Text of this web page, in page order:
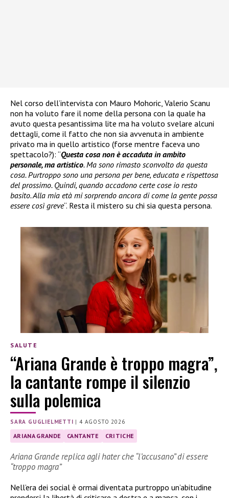
Nel corso dell’intervista con Mauro Mohoric, Valerio Scanu
non ha voluto fare il nome della persona con la quale ha
avuto questa pesantissima lite ma ha voluto svelare alcuni
dettagli, come il fatto che non sia avvenuta in ambiente
privato ma in quello artistico (forse mentre faceva uno
spettacolo?): “Questa cosa non è accaduta in ambito
personale, ma artistico. Ma sono rimasto sconvolto da questa
cosa. Purtroppo sono una persona per bene, educata e rispettosa
del prossimo. Quindi, quando accadono certe cose io resto
basito. Alla mia età mi sorprendo ancora di come la gente possa
essere così greve“. Resta il mistero su chi sia questa persona.
SALUTE
“Ariana Grande è troppo magra”,
la cantante rompe il silenzio
sulla polemica
SARA GUGLIELMETTI |4 AGOSTO 2026
ARIANA GRANDE CANTANTE CRITICHE
Ariana Grande replica agli hater che “l’accusano” di essere
“troppo magra”
Nell’era dei social è ormai diventata purtroppo un’abitudine